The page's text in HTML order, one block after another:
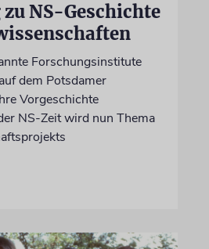
NS-Geschichte
Forschungsinstitute
dem Potsdamer
Vorgeschichte
NS-Zeit wird nun Thema